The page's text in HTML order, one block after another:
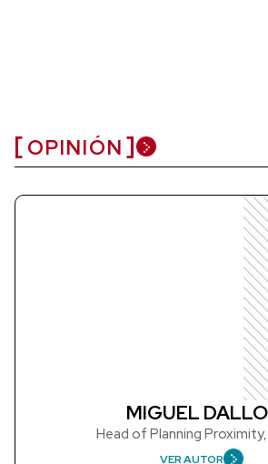
OPINIÓN
MIGUEL
Head of Planning
VER AUTOR